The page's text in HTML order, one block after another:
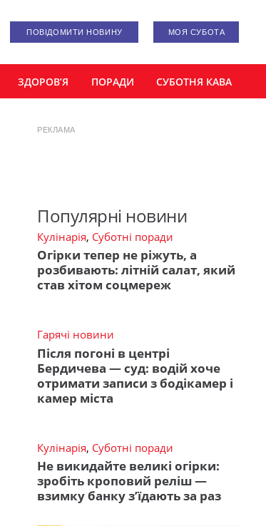
ПОВІДОМИТИ НОВИНУ МОЯ СУБОТА
ЗДОРОВ’Я ПОРАДИ СУБОТНЯ КАВА
РЕКЛАМА
Популярні новини
Кулінарія, Суботні поради
Огірки тепер не ріжуть, а
розбивають: літній салат, який
став хітом соцмереж
Гарячі новини
Після погоні в центрі
Бердичева — суд: водій хоче
отримати записи з бодікамер і
камер міста
Кулінарія, Суботні поради
Не викидайте великі огірки:
зробіть кроповий реліш —
взимку банку з’їдають за раз